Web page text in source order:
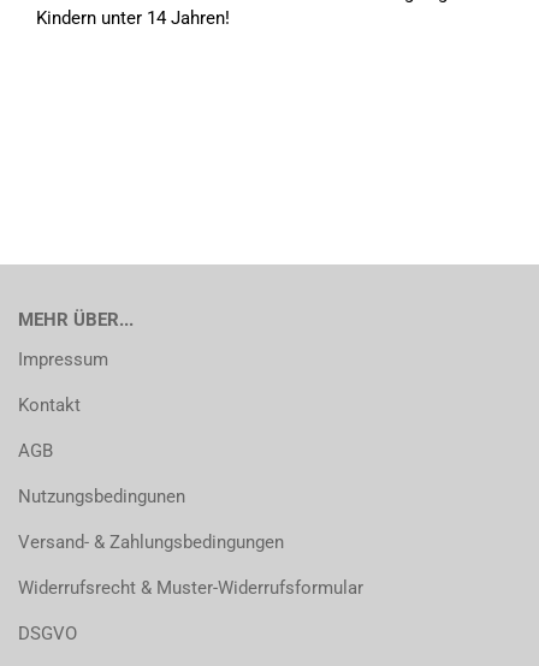
Kindern unter 14 Jahren!
MEHR ÜBER...
Impressum
Kontakt
AGB
Nutzungsbedingunen
Versand- & Zahlungsbedingungen
Widerrufsrecht & Muster-Widerrufsformular
DSGVO